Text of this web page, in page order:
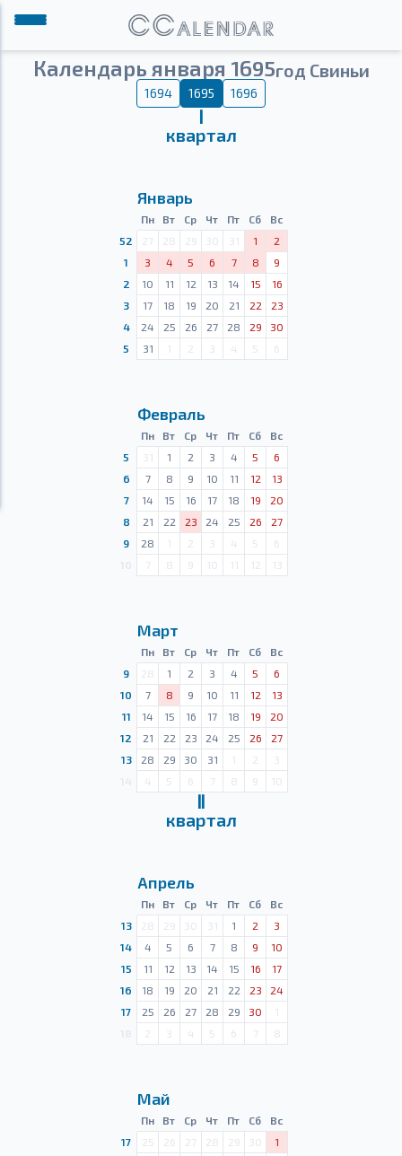
Календарь января 1695год Свиньи
1694 1695 1696
Ⅰ
квартал
Январь
Пн Вт Ср Чт Пт Сб
Вс
52
27 28 29 30 31 1
2
1
3 4 5 6 7 8
9
2
10 11 12 13 14 15
16
3
17 18 19 20 21 22
23
4
24 25 26 27 28 29
30
5
31 1 2 3 4 5 6
Февраль
Пн Вт Ср Чт Пт Сб
Вс
5
31 1 2 3 4 5
6
6
7 8 9 10 11 12
13
7
14 15 16 17 18 19
20
8
21 22 23 24 25 26
27
9
28 1 2 3 4 5
6
7 8 9 10 11 12 13
Март
Пн Вт Ср Чт Пт Сб
Вс
9
28 1 2 3 4 5
6
10
7 8 9 10 11 12
13
11
14 15 16 17 18 19
20
12
21 22 23 24 25 26
27
13
28 29 30 31 1 2
3
4 5 6 7 8 9 10
Ⅱ
квартал
Апрель
Пн Вт Ср Чт Пт Сб
Вс
13
28 29 30 31 1 2
3
14
4 5 6 7 8 9
10
15
11 12 13 14 15 16
17
16
18 19 20 21 22 23
24
17
25 26 27 28 29 30
1
2 3 4 5 6 7 8
Май
Пн Вт Ср Чт Пт Сб
Вс
17
25 26 27 28 29 30
1